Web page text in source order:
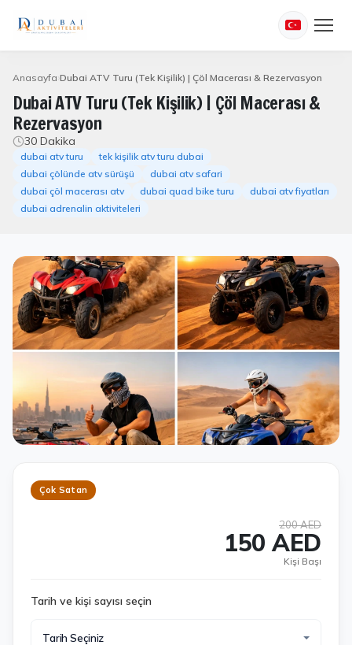
Anasayfa Dubai ATV Turu (Tek Kişilik) | Çöl Macerası & Rezervasyon
Dubai ATV Turu (Tek Kişilik) | Çöl Macerası &
Rezervasyon
30 Dakika
dubai atv turu
tek kişilik atv turu dubai
dubai çölünde atv sürüşü
dubai atv safari
dubai çöl macerası atv
dubai quad bike turu
dubai atv fiyatları
dubai adrenalin aktiviteleri
Çok Satan
200 AED
150 AED
Kişi Başı
Tarih ve kişi sayısı seçin
Tarih Seçiniz